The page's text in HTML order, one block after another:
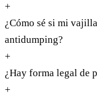
+
¿Cómo sé si mi
antidumping?
+
¿Hay forma legal de
+